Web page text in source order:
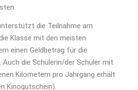
die Teilnahme am
Klasse mit den meisten
einen Geldbetrag für die
die Schülerin/der Schüler mit
Kilometern pro Jahrgang erhält
Kinogutschein).